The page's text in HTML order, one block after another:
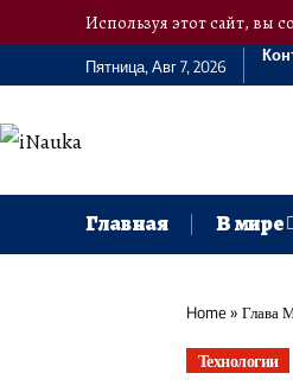
Используя этот сайт, вы
Пятница, Авг 7, 2026
Главная В мире
Home» Глава
Технологии